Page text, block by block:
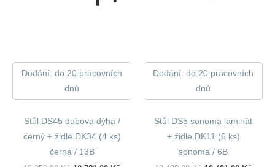
Dodání: do 20 pracovních
dnů
Stůl DS45 dubová dýha /
černý + židle DK34 (4 ks)
černá / 13B
Dodání: do 20 pracovních
dnů
Stůl DS5 sonoma laminát
+ židle DK11 (6 ks)
sonoma / 6B